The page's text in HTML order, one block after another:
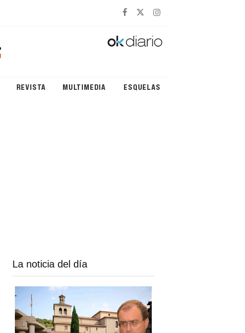
REVISTA MULTIMEDIA ESQUELAS
La noticia del día